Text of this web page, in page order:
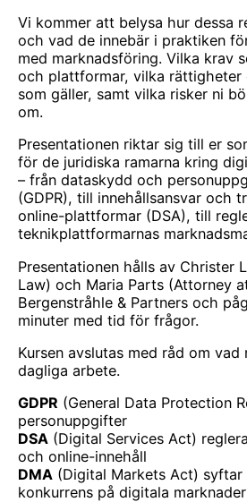
Vi kommer att belysa hur dessa
och vad de innebär i praktiken
med marknadsföring. Vilka krav
och plattformar, vilka rättigheter
som gäller, samt vilka risker ni
om.
Presentationen riktar sig till er
för de juridiska ramarna kring
– från dataskydd och
(GDPR), till innehållsansvar och
online-plattformar (DSA), till
teknikplattformarnas
Presentationen hålls av Christer
Law) och Maria Parts (Attorney
Bergenstråhle & Partners och
minuter med tid för frågor.
Kursen avslutas med råd om
dagliga arbete.
GDPR (General Data Protection
personuppgifter
DSA (Digital Services Act)
och online-innehåll
DMA (Digital Markets Act)
konkurrens på digitala marknader